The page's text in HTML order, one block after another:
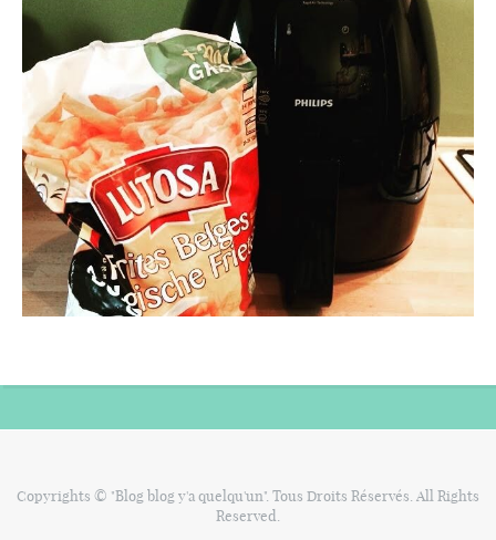
Copyrights © "Blog blog y'a quelqu'un". Tous Droits Réservés. All Rights
Reserved.